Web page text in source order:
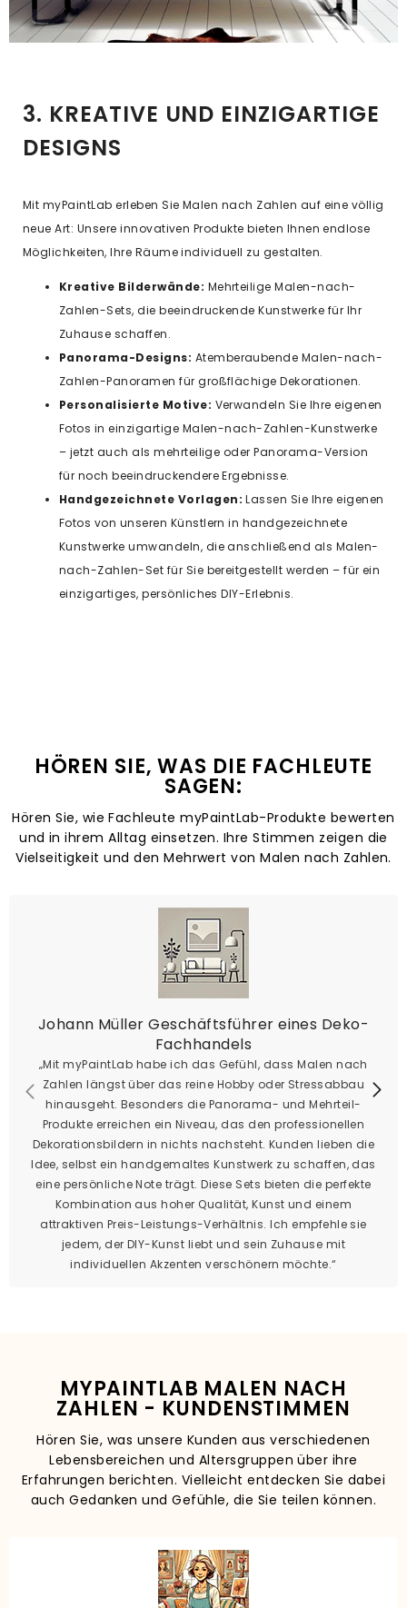
3. KREATIVE UND EINZIGARTIGE
DESIGNS
Mit myPaintLab erleben Sie Malen nach Zahlen auf eine völlig
neue Art: Unsere innovativen Produkte bieten Ihnen endlose
Möglichkeiten, Ihre Räume individuell zu gestalten.
Kreative Bilderwände: Mehrteilige Malen-nach-
Zahlen-Sets, die beeindruckende Kunstwerke für Ihr
Zuhause schaffen.
Panorama-Designs: Atemberaubende Malen-nach-
Zahlen-Panoramen für großflächige Dekorationen.
Personalisierte Motive: Verwandeln Sie Ihre eigenen
Fotos in einzigartige Malen-nach-Zahlen-Kunstwerke
– jetzt auch als mehrteilige oder Panorama-Version
für noch beeindruckendere Ergebnisse.
Handgezeichnete Vorlagen: Lassen Sie Ihre eigenen
Fotos von unseren Künstlern in handgezeichnete
Kunstwerke umwandeln, die anschließend als Malen-
nach-Zahlen-Set für Sie bereitgestellt werden – für ein
einzigartiges, persönliches DIY-Erlebnis.
HÖREN SIE, WAS DIE FACHLEUTE
SAGEN:
Hören Sie, wie Fachleute myPaintLab-Produkte bewerten
und in ihrem Alltag einsetzen. Ihre Stimmen zeigen die
Vielseitigkeit und den Mehrwert von Malen nach Zahlen.
Johann Müller Geschäftsführer eines Deko-
Fachhandels
„Mit myPaintLab habe ich das Gefühl, dass Malen nach
Zahlen längst über das reine Hobby oder Stressabbau
hinausgeht. Besonders die Panorama- und Mehrteil-
Produkte erreichen ein Niveau, das den professionellen
Dekorationsbildern in nichts nachsteht. Kunden lieben die
Idee, selbst ein handgemaltes Kunstwerk zu schaffen, das
eine persönliche Note trägt. Diese Sets bieten die perfekte
Kombination aus hoher Qualität, Kunst und einem
attraktiven Preis-Leistungs-Verhältnis. Ich empfehle sie
jedem, der DIY-Kunst liebt und sein Zuhause mit
individuellen Akzenten verschönern möchte.“
MYPAINTLAB MALEN NACH
ZAHLEN - KUNDENSTIMMEN
Hören Sie, was unsere Kunden aus verschiedenen
Lebensbereichen und Altersgruppen über ihre
Erfahrungen berichten. Vielleicht entdecken Sie dabei
auch Gedanken und Gefühle, die Sie teilen können.